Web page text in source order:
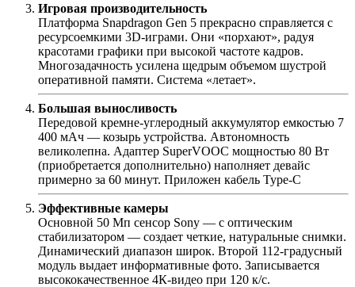
Игровая производительность
Платформа Snapdragon Gen 5 прекрасно справляется с
ресурсоемкими 3D-играми. Они «порхают», радуя
красотами графики при высокой частоте кадров.
Многозадачность усилена щедрым объемом шустрой
оперативной памяти. Система «летает».
Большая выносливость
Передовой кремне-углеродный аккумулятор емкостью 7
400 мАч — козырь устройства. Автономность
великолепна. Адаптер SuperVOOC мощностью 80 Вт
(приобретается дополнительно) наполняет девайс
примерно за 60 минут. Приложен кабель Type-C
Эффективные камеры
Основной 50 Мп сенсор Sony — с оптическим
стабилизатором — создает четкие, натуральные снимки.
Динамический диапазон широк. Второй 112-градусный
модуль выдает информативные фото. Записывается
высококачественное 4К-видео при 120 к/c.